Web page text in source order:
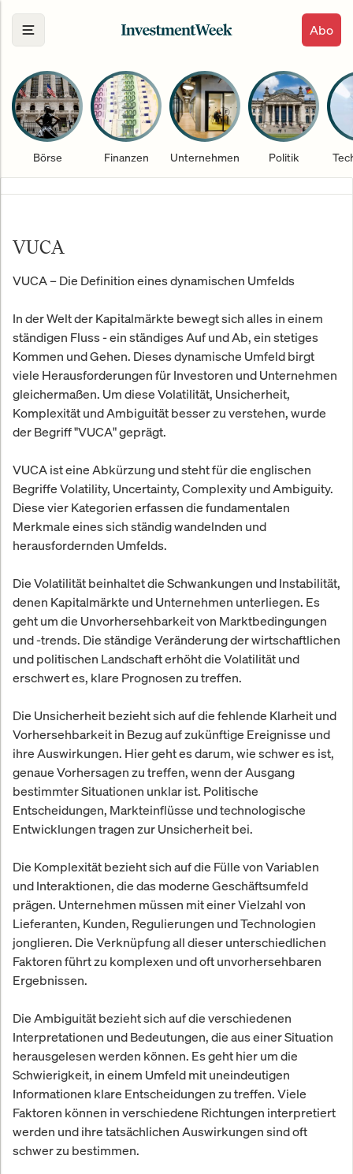
Abo
Börse Finanzen Unternehmen Politik
VUCA
VUCA – Die Definition eines dynamischen Umfelds
In der Welt der Kapitalmärkte bewegt sich alles in einem
ständigen Fluss - ein ständiges Auf und Ab, ein stetiges
Kommen und Gehen. Dieses dynamische Umfeld birgt
viele Herausforderungen für Investoren und Unternehmen
gleichermaßen. Um diese Volatilität, Unsicherheit,
Komplexität und Ambiguität besser zu verstehen, wurde
der Begriff "VUCA" geprägt.
VUCA ist eine Abkürzung und steht für die englischen
Begriffe Volatility, Uncertainty, Complexity und Ambiguity.
Diese vier Kategorien erfassen die fundamentalen
Merkmale eines sich ständig wandelnden und
herausfordernden Umfelds.
Die Volatilität beinhaltet die Schwankungen und Instabilität,
denen Kapitalmärkte und Unternehmen unterliegen. Es
geht um die Unvorhersehbarkeit von Marktbedingungen
und -trends. Die ständige Veränderung der wirtschaftlichen
und politischen Landschaft erhöht die Volatilität und
erschwert es, klare Prognosen zu treffen.
Die Unsicherheit bezieht sich auf die fehlende Klarheit und
Vorhersehbarkeit in Bezug auf zukünftige Ereignisse und
ihre Auswirkungen. Hier geht es darum, wie schwer es ist,
genaue Vorhersagen zu treffen, wenn der Ausgang
bestimmter Situationen unklar ist. Politische
Entscheidungen, Markteinflüsse und technologische
Entwicklungen tragen zur Unsicherheit bei.
Die Komplexität bezieht sich auf die Fülle von Variablen
und Interaktionen, die das moderne Geschäftsumfeld
prägen. Unternehmen müssen mit einer Vielzahl von
Lieferanten, Kunden, Regulierungen und Technologien
jonglieren. Die Verknüpfung all dieser unterschiedlichen
Faktoren führt zu komplexen und oft unvorhersehbaren
Ergebnissen.
Die Ambiguität bezieht sich auf die verschiedenen
Interpretationen und Bedeutungen, die aus einer Situation
herausgelesen werden können. Es geht hier um die
Schwierigkeit, in einem Umfeld mit uneindeutigen
Informationen klare Entscheidungen zu treffen. Viele
Faktoren können in verschiedene Richtungen interpretiert
werden und ihre tatsächlichen Auswirkungen sind oft
schwer zu bestimmen.